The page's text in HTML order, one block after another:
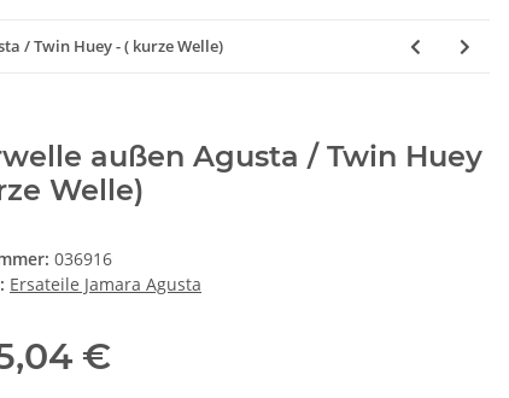
/ Twin Huey - ( kurze Welle)
außen Agusta / Twin Huey
Welle)
036916
Ersateile Jamara Agusta
€